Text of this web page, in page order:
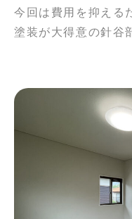
今回は費用を抑える
塗装が大得意の針谷